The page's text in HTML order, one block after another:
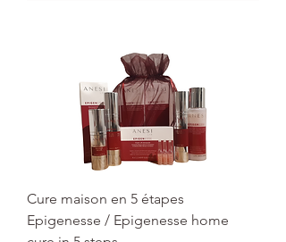
Cure maison en 5 étapes
Epigenesse / Epigenesse home